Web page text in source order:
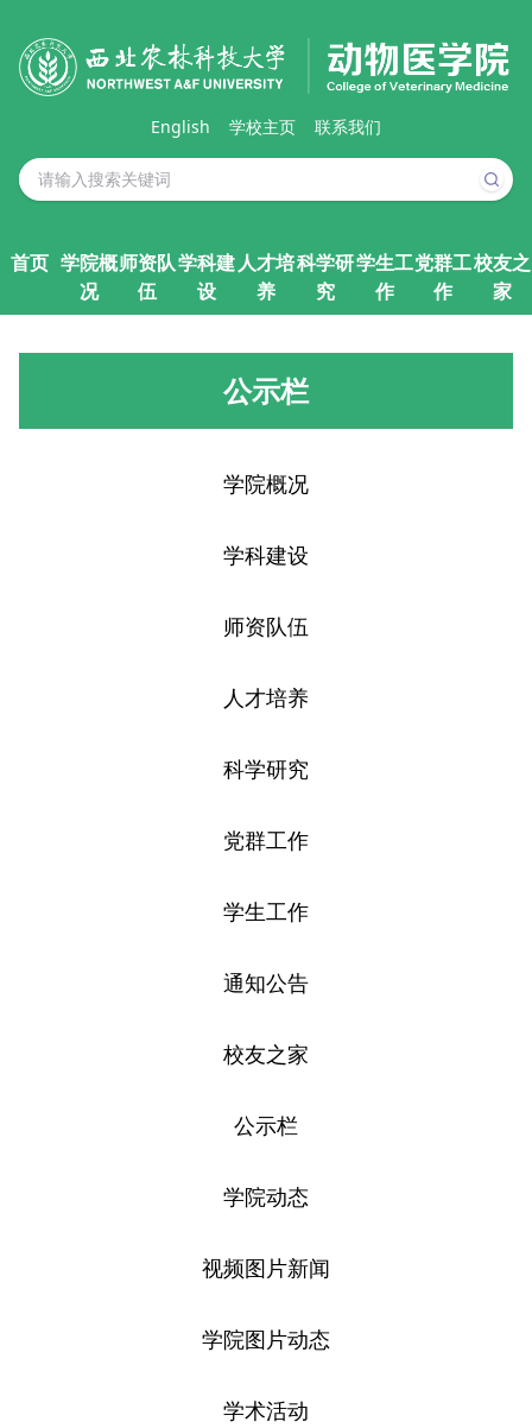
English 学校主页 联系我们
首页 学院概
况
师资队
伍
学科建
设
人才培
养
科学研
究
学生工
作
党群工
作
校友之
家
公示栏
学院概况
学科建设
师资队伍
人才培养
科学研究
党群工作
学生工作
通知公告
校友之家
公示栏
学院动态
视频图片新闻
学院图片动态
学术活动